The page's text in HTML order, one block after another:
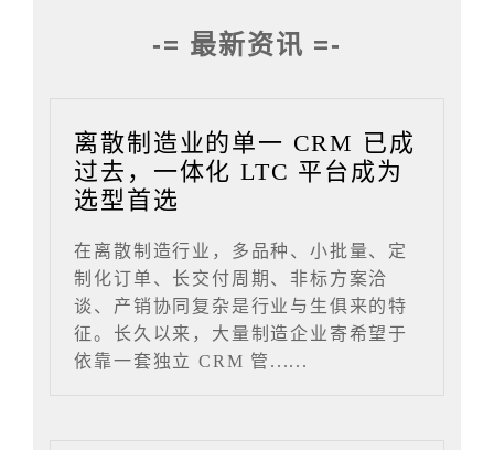
-= 最新资讯 =-
离散制造业的单一 CRM 已成
过去，一体化 LTC 平台成为
选型首选
在离散制造行业，多品种、小批量、定
制化订单、长交付周期、非标方案洽
谈、产销协同复杂是行业与生俱来的特
征。长久以来，大量制造企业寄希望于
依靠一套独立 CRM 管......